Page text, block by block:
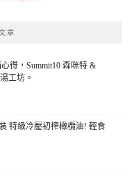
章
得，Summit10 森咪特 &
工坊。
特級冷壓初榨橄欖油! 輕食